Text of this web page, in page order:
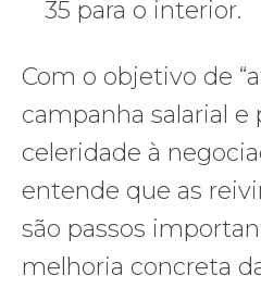
35 para o interior.
Com o objetivo de
campanha salarial e
celeridade à
entende que as
são passos
melhoria concreta